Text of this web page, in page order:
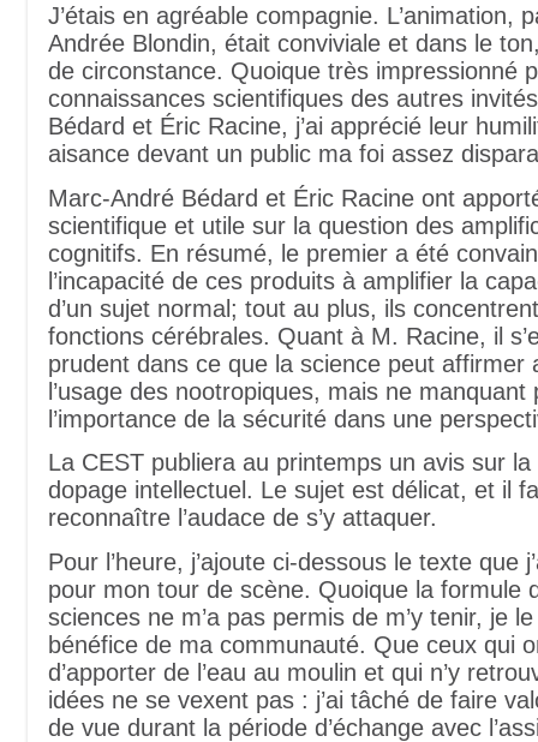
J’étais en agréable compagnie. L’animation,
Andrée Blondin, était conviviale et dans le
de circonstance. Quoique très impressionné
connaissances scientifiques des autres
Bédard et Éric Racine, j’ai apprécié leur
aisance devant un public ma foi assez
Marc-André Bédard et Éric Racine ont
scientifique et utile sur la question des
cognitifs. En résumé, le premier a été
l’incapacité de ces produits à amplifier la
d’un sujet normal; tout au plus, ils
fonctions cérébrales. Quant à M. Racine, il
prudent dans ce que la science peut affirmer
l’usage des nootropiques, mais ne manquant
l’importance de la sécurité dans une
La CEST publiera au printemps un avis sur
dopage intellectuel. Le sujet est délicat, et il
reconnaître l’audace de s’y attaquer.
Pour l’heure, j’ajoute ci-dessous le texte que
pour mon tour de scène. Quoique la formule
sciences ne m’a pas permis de m’y tenir, je
bénéfice de ma communauté. Que ceux qui
d’apporter de l’eau au moulin et qui n’y
idées ne se vexent pas : j’ai tâché de faire
de vue durant la période d’échange avec